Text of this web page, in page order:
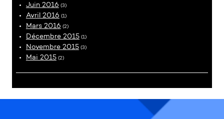
Juin 2016 (3)
Avril 2016 (1)
Mars 2016 (2)
Décembre 2015(1)
Novembre 2015(3)
Mai 2015(2)